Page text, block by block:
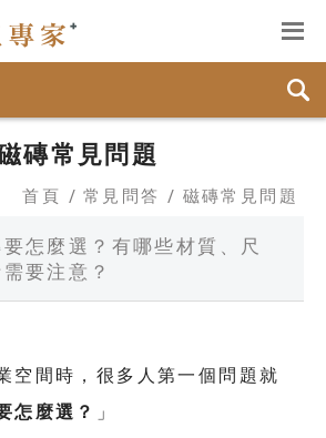
磚常見問題
首頁 常見問答 磁磚常見問題
怎麼選？有哪些材質、尺
要注意？
空間時，很多人第一個問題就
怎麼選？
」